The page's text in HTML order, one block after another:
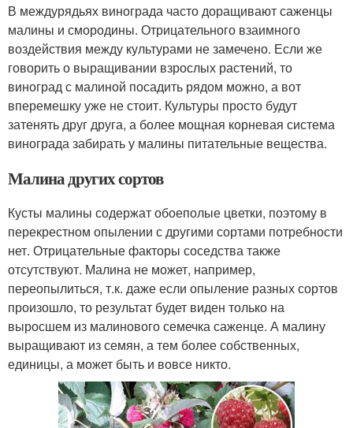
В междурядьях винограда часто доращивают саженцы
малины и смородины. Отрицательного взаимного
воздействия между культурами не замечено. Если же
говорить о выращивании взрослых растений, то
виноград с малиной посадить рядом можно, а вот
вперемешку уже не стоит. Культуры просто будут
затенять друг друга, а более мощная корневая система
винограда забирать у малины питательные вещества.
Малина других сортов
Кусты малины содержат обоеполые цветки, поэтому в
перекрестном опылении с другими сортами потребности
нет. Отрицательные факторы соседства также
отсутствуют. Малина не может, например,
переопылиться, т.к. даже если опыление разных сортов
произошло, то результат будет виден только на
выросшем из малинового семечка саженце. А малину
выращивают из семян, а тем более собственных,
единицы, а может быть и вовсе никто.